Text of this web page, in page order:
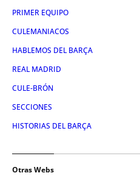
PRIMER EQUIPO
CULEMANIACOS
HABLEMOS DEL BARÇA
REAL MADRID
CULE-BRÓN
SECCIONES
HISTORIAS DEL BARÇA
Otras Webs